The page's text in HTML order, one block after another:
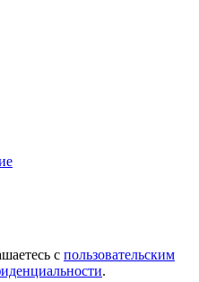
с пользовательским
.